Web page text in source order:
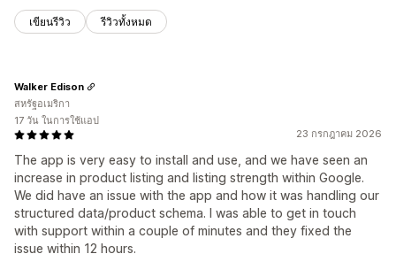
เขียนรีวิว รีวิวทั้งหมด
23 กรกฎาคม 2026
The app is very easy to install and use, and we have seen an
increase in product listing and listing strength within Google.
We did have an issue with the app and how it was handling our
structured data/product schema. I was able to get in touch
with support within a couple of minutes and they fixed the
issue within 12 hours.
Walker Edison
สหรัฐอเมริกา
17 วัน ในการใช้แอป